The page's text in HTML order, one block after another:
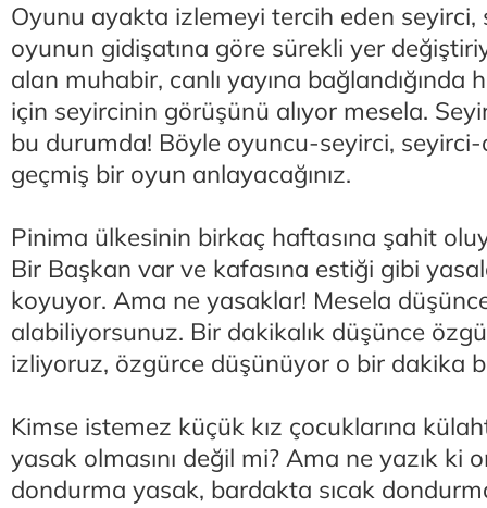
Oyunu ayakta izlemeyi tercih eden seyirci,
oyunun gidişatına göre sürekli yer
alan muhabir, canlı yayına
için seyircinin görüşünü alıyor mesela.
bu durumda! Böyle oyuncu-seyirci,
geçmiş bir oyun anlayacağınız.
Pinima ülkesinin birkaç haftasına şahit
Bir Başkan var ve kafasına estiği gibi
koyuyor. Ama ne yasaklar! Mesela
alabiliyorsunuz. Bir dakikalık düşünce
izliyoruz, özgürce düşünüyor o bir dakika
Kimse istemez küçük kız çocuklarına
yasak olmasını değil mi? Ama ne yazık ki
dondurma yasak, bardakta sıcak